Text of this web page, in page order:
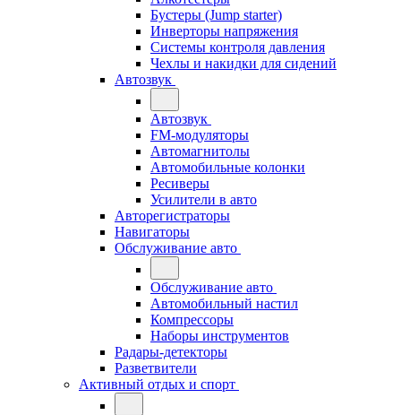
Бустеры (Jump starter)
Инверторы напряжения
Системы контроля давления
Чехлы и накидки для сидений
Автозвук
Автозвук
FM-модуляторы
Автомагнитолы
Автомобильные колонки
Ресиверы
Усилители в авто
Авторегистраторы
Навигаторы
Обслуживание авто
Обслуживание авто
Автомобильный настил
Компрессоры
Наборы инструментов
Радары-детекторы
Разветвители
Активный отдых и спорт